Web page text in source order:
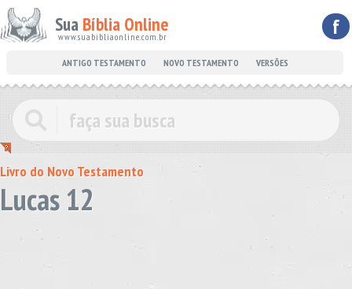
Sua Bíblia Online
www.suabibliaonline.com.br f
ANTIGO TESTAMENTO NOVO TESTAMENTO VERSÕES
Livro do Novo Testamento
Lucas 12